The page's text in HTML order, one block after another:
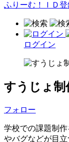
ふりーむ！ＩＤ登
ログイン
すうじょ制
フォロー
学校での課題制
やバグなどが目